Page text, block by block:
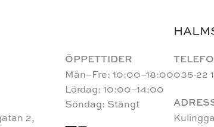
2,
ÖPPETTIDER
Mån–Fre: 10:00–18:00
Lördag: 10:00–14:00
Söndag: Stängt
035-22